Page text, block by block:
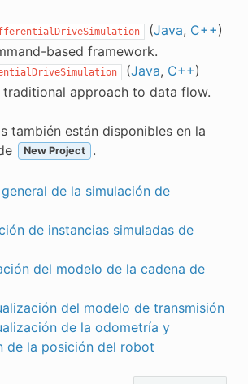
(Java, C++)
based framework.
(Java, C++)
traditional approach to data flow.
también están disponibles en la
New Project .
de la simulación de
de instancias simuladas de
del modelo de la cadena de
del modelo de transmisión
de la odometría y
de la posición del robot